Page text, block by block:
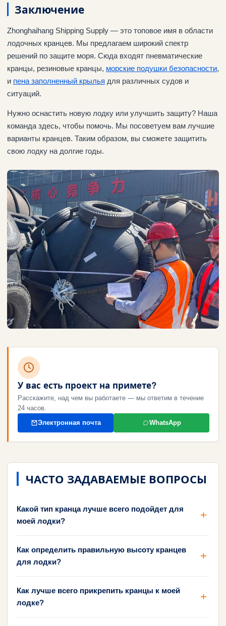
Заключение
Zhonghaihang Shipping Supply — это топовое имя в области
лодочных кранцев. Мы предлагаем широкий спектр
решений по защите моря. Сюда входят пневматические
кранцы, резиновые кранцы, морские подушки безопасности,
и пена заполненный крылья для различных судов и
ситуаций.
Нужно оснастить новую лодку или улучшить защиту? Наша
команда здесь, чтобы помочь. Мы посоветуем вам лучшие
варианты кранцев. Таким образом, вы сможете защитить
свою лодку на долгие годы.
У вас есть проект на примете?
Расскажите, над чем вы работаете — мы ответим в течение
24 часов.
Электронная почта
WhatsApp
ЧАСТО ЗАДАВАЕМЫЕ ВОПРОСЫ
Какой тип кранца лучше всего подойдет для
моей лодки?
Как определить правильную высоту кранцев
для лодки?
Как лучше всего прикрепить кранцы к моей
лодке?